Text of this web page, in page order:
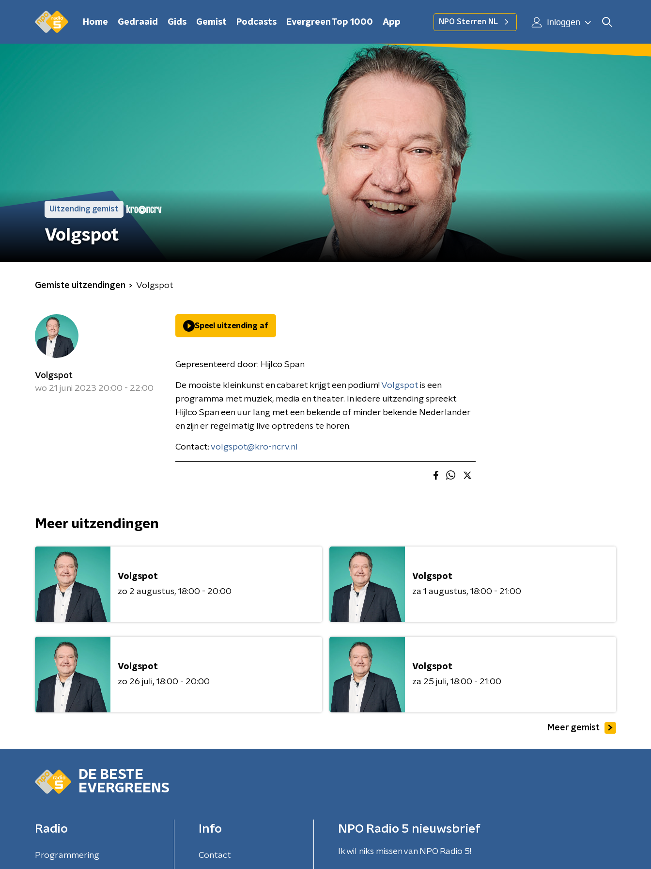
Home Gedraaid Gids Gemist Podcasts Evergreen Top 1000 App NPO Sterren NL Inloggen
Uitzending gemist
Volgspot
Gemiste uitzendingen Volgspot
Volgspot
wo 21 juni 2023 20:00 - 22:00
Speel uitzending af
Gepresenteerd door: Hijlco Span
De mooiste kleinkunst en cabaret krijgt een podium!Volgspot is een
programma met muziek, media en theater. In iedere uitzending spreekt
Hijlco Span een uur lang met een bekende of minder bekende Nederlander
en zijn er regelmatig live optredens te horen.
Contact: volgspot@kro-ncrv.nl
Meer uitzendingen
Volgspot
zo 2 augustus 18:00 - 20:00
Volgspot
za 1 augustus 18:00 - 21:00
Volgspot
zo 26 juli 18:00 - 20:00
Volgspot
za 25 juli 18:00 - 21:00
Meer gemist
DE BESTE
EVERGREENS
Radio
Programmering
Info
Contact
NPO Radio 5 nieuwsbrief
Ik wil niks missen van NPO Radio 5!